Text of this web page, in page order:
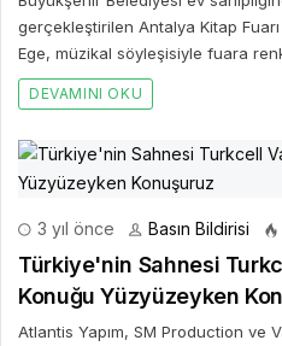
gerçekleştirilen Antalya Kitap Fuarı
Ege, müzikal söyleşisiyle fuara
DEVAMINI OKU
3 yıl önce Basın Bildirisi
Türkiye'nin Sahnesi
Konuğu Yüzyüzeyken
Atlantis Yapım, SM Production ve